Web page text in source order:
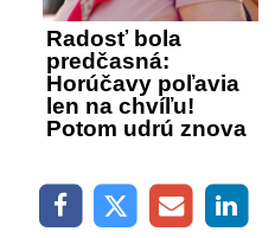
Radosť bola
predčasná:
Horúčavy poľavia
len na chvíľu!
Potom udrú znova